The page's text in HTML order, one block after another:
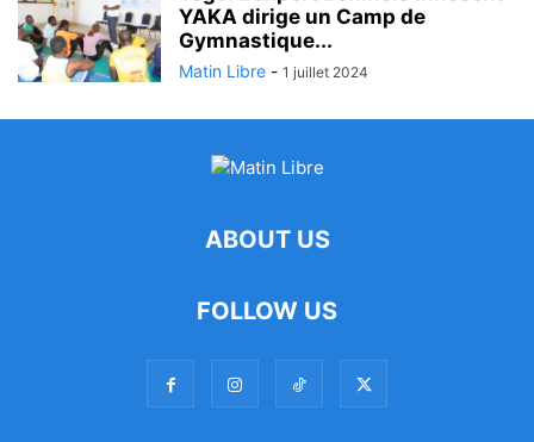
YAKA dirige un Camp de
Gymnastique...
Matin Libre - 1 juillet 2024
ABOUT US
FOLLOW US